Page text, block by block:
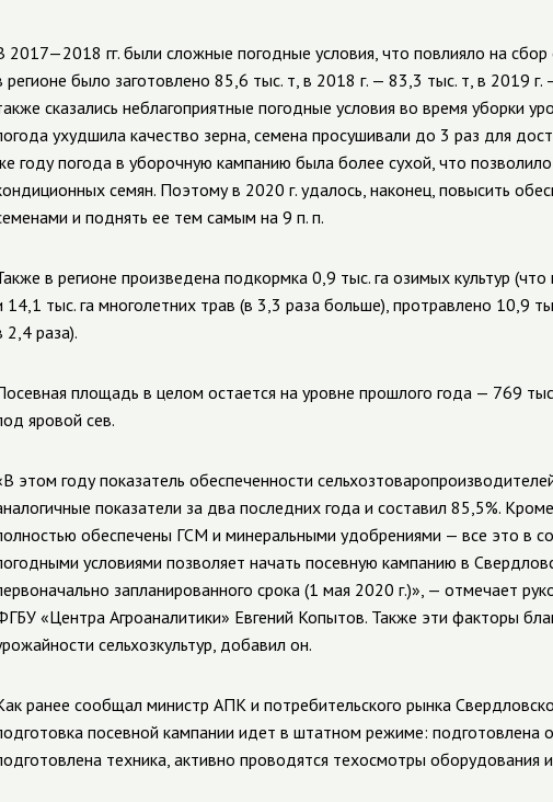
2017—2018 гг. были сложные погодные условия, что повлияло на сбор
регионе было заготовлено 85,6 тыс. т, в 2018 г. — 83,3 тыс. т, в 2019 г.
сказались неблагоприятные погодные условия во время уборки
ухудшила качество зерна, семена просушивали до 3 раз для
году погода в уборочную кампанию была более сухой, что
семян. Поэтому в 2020 г. удалось, наконец, повысить
и поднять ее тем самым на 9 п. п.
в регионе произведена подкормка 0,9 тыс. га озимых культур
14,1 тыс. га многолетних трав (в 3,3 раза больше), протравлено 10,9
2,4 раза).
площадь в целом остается на уровне прошлого года — 769
яровой сев.
этом году показатель обеспеченности
показатели за два последних года и составил 85,5%.
обеспечены ГСМ и минеральными удобрениями — все это в
условиями позволяет начать посевную кампанию в
запланированного срока (1 мая 2020 г.)», — отмечает
«Центра Агроаналитики» Евгений Копытов. Также эти факторы
сельхозкультур, добавил он.
ранее сообщал министр АПК и потребительского рынка
посевной кампании идет в штатном режиме: подготовлена
техника, активно проводятся техосмотры оборудования